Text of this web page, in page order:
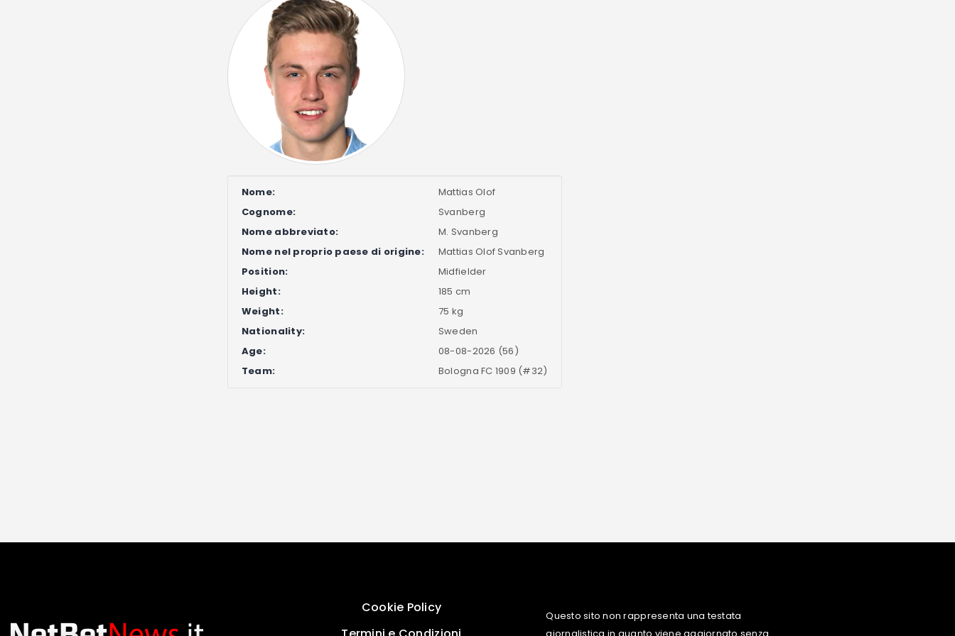
Nome:
Mattias Olof
Cognome:
Svanberg
Nome abbreviato:
M. Svanberg
Nome nel proprio paese di origine:
Mattias Olof Svanberg
Position:
Midfielder
Height:
185 cm
Weight:
75 kg
Nationality:
Sweden
Age:
08-08-2026 (56)
Team:
Bologna FC 1909 (#32)
Cookie Policy
Questo sito non rappresenta una testata